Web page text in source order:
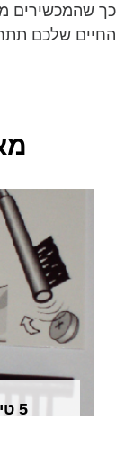
כך שהמכשירים
החיים שלכם
5 טיפים לניקוי מכשיר שמיעה